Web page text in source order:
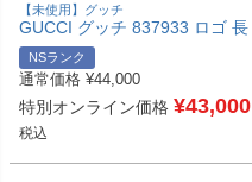
【未使用】グッチ
GUCCI グッチ 837933 ロゴ 長
袖 スウェット トップス アパレ
ル トレーナー コットン レディ
ース グレー 未使用 【中古】
NSランク
通常価格 ¥44,000
特別オンライン価格 ¥43,000
税込